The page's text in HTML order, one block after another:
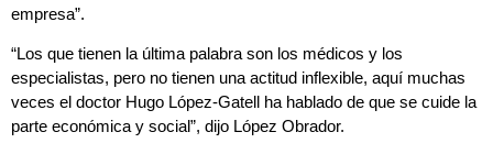
empresa”.
“Los que tienen la última palabra son los médicos y los
especialistas, pero no tienen una actitud inflexible, aquí muchas
veces el doctor Hugo López-Gatell ha hablado de que se cuide la
parte económica y social”, dijo López Obrador.